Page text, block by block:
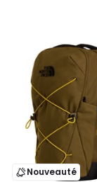
Nouveauté